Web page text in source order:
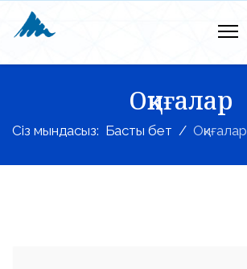
Оқиғалар
Сіз мындасыз: Басты бет Оқиғалар